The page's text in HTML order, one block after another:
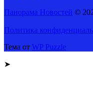
Панорама Новостей ©
Политика
Тема от WP Puzzle
➤